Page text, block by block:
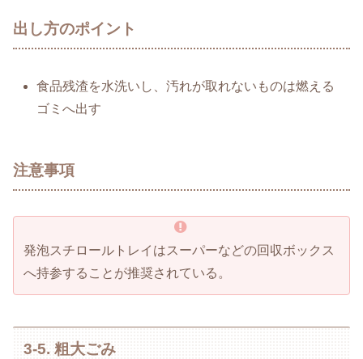
出し方のポイント
食品残渣を水洗いし、汚れが取れないものは燃える
ゴミへ出す
注意事項
発泡スチロールトレイはスーパーなどの回収ボックス
へ持参することが推奨されている。
3-5. 粗大ごみ